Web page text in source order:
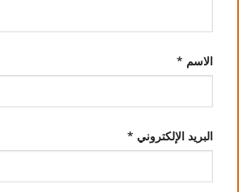
الاسم *
البريد الإلكتروني *